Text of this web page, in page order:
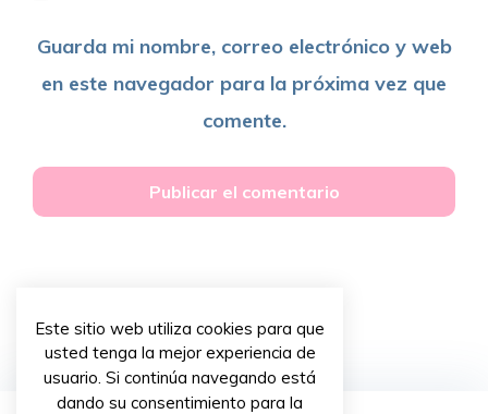
Guarda mi nombre, correo electrónico y web
en este navegador para la próxima vez que
comente.
Este sitio web utiliza cookies para que
usted tenga la mejor experiencia de
usuario. Si continúa navegando está
dando su consentimiento para la